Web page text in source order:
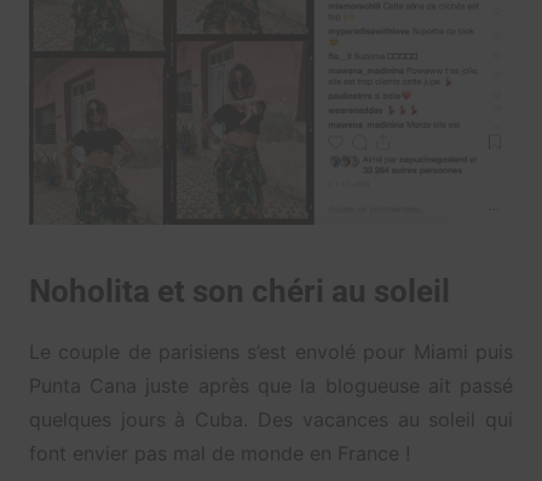
Noholita et son chéri au soleil
Le couple de parisiens s’est envolé pour Miami puis
Punta Cana juste après que la blogueuse ait passé
quelques jours à Cuba. Des vacances au soleil qui
font envier pas mal de monde en France !